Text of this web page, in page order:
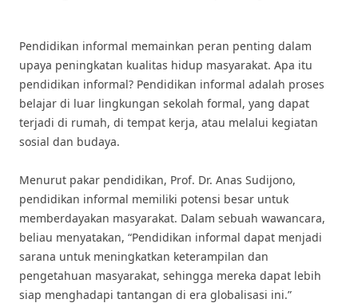
Pendidikan informal memainkan peran penting dalam
upaya peningkatan kualitas hidup masyarakat. Apa itu
pendidikan informal? Pendidikan informal adalah proses
belajar di luar lingkungan sekolah formal, yang dapat
terjadi di rumah, di tempat kerja, atau melalui kegiatan
sosial dan budaya.
Menurut pakar pendidikan, Prof. Dr. Anas Sudijono,
pendidikan informal memiliki potensi besar untuk
memberdayakan masyarakat. Dalam sebuah wawancara,
beliau menyatakan, “Pendidikan informal dapat menjadi
sarana untuk meningkatkan keterampilan dan
pengetahuan masyarakat, sehingga mereka dapat lebih
siap menghadapi tantangan di era globalisasi ini.”